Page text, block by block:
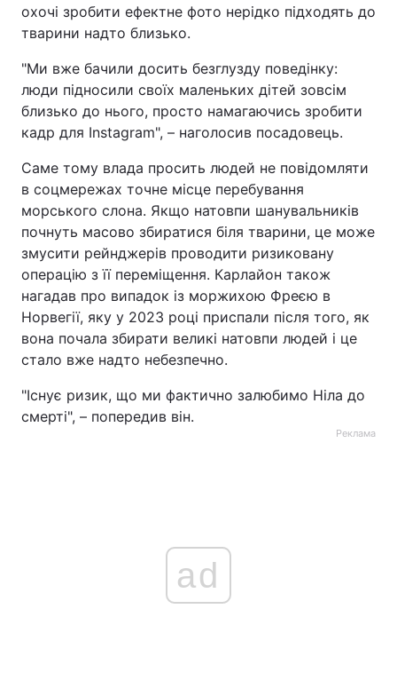
охочі зробити ефектне фото нерідко підходять до
тварини надто близько.
"Ми вже бачили досить безглузду поведінку:
люди підносили своїх маленьких дітей зовсім
близько до нього, просто намагаючись зробити
кадр для Instagram", – наголосив посадовець.
Саме тому влада просить людей не повідомляти
в соцмережах точне місце перебування
морського слона. Якщо натовпи шанувальників
почнуть масово збиратися біля тварини, це може
змусити рейнджерів проводити ризиковану
операцію з її переміщення. Карлайон також
нагадав про випадок із моржихою Фреєю в
Норвегії, яку у 2023 році приспали після того, як
вона почала збирати великі натовпи людей і це
стало вже надто небезпечно.
"Існує ризик, що ми фактично залюбимо Ніла до
смерті", – попередив він.
Реклама
ad